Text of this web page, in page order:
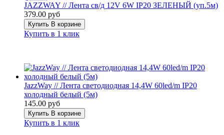
JAZZWAY // Лента св/д 12V 6W IP20 ЗЕЛЕНЫЙ (уп.5м)
379.00 руб
Купить В корзине
Купить в 1 клик
JazzWay // Лента светодиодная 14,4W 60led/m IP20
холодный белый (5м)
145.00 руб
Купить В корзине
Купить в 1 клик